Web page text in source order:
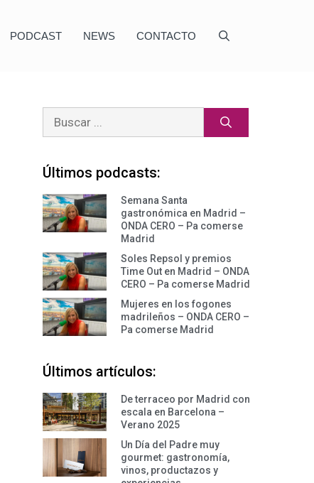
PODCAST NEWS CONTACTO
Últimos podcasts:
Semana Santa
gastronómica en Madrid –
ONDA CERO – Pa comerse
Madrid
Soles Repsol y premios
Time Out en Madrid – ONDA
CERO – Pa comerse Madrid
Mujeres en los fogones
madrileños – ONDA CERO –
Pa comerse Madrid
Últimos artículos:
De terraceo por Madrid con
escala en Barcelona –
Verano 2025
Un Día del Padre muy
gourmet: gastronomía,
vinos, productazos y